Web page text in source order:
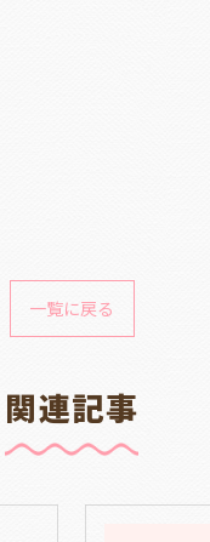
一覧に戻る
関連記事